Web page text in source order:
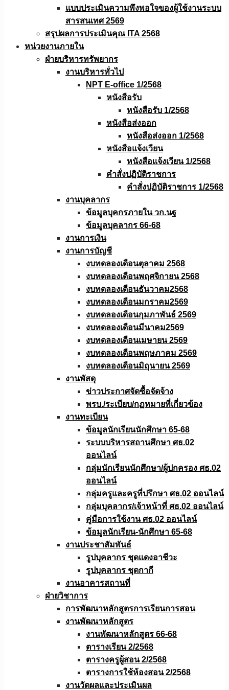
แบบประเมินความพึงพอใจของผู้ใช้งานระบบ
สารสนเทศ 2569
สรุปผลการประเมินคุณ ITA 2568
หน่วยงานภายใน
ฝ่ายบริหารทรัพยากร
งานบริหารทั่วไป
NPT E-office 1/2568
หนังสือรับ
หนังสือรับ 1/2568
หนังสือส่งออก
หนังสือส่งออก 1/2568
หนังสือแจ้งเวียน
หนังสือเเจ้งเวียน 1/2568
คำสั่งปฏิบัติราชการ
คำสั่งปฏิบัติราชการ 1/2568
งานบุคลากร
ข้อมูลบุคกรภายใน วก.นฐ
ข้อมูลบุคลากร 66-68
งานการเงิน
งานการบัญชี
งบทดลองเดือนตุลาคม 2568
งบทดลองเดือนพฤศจิกายน 2568
งบทดลองเดือนธันวาคม2568
งบทดลองเดือนมกราคม2569
งบทดลองเดือนกุมภาพันธ์ 2569
งบทดลองเดือนมีนาคม2569
งบทดลองเดือนเมษายน 2569
งบทดลองเดือนพฤษภาคม 2569
งบทดลองเดือนมิถุนายน 2569
งานพัสดุ
ข่าวประกาศจัดซื้อจัดจ้าง
พรบ./ระเบียบ/กฏหมายที่เกี่ยวข้อง
งานทะเบียน
ข้อมูลนักเรียนนักศึกษา 65-68
ระบบบริหารสถานศึกษา ศธ.02
ออนไลน์
กลุ่มนักเรียนนักศึกษา/ผู้ปกครอง ศธ.02
ออนไลน์
กลุ่มครูและครูที่ปรึกษา ศธ.02 ออนไลน์
กลุ่มบุคลากร/เจ้าหน้าที่ ศธ.02 ออนไลน์
คู่มือการใช้งาน ศธ.02 ออนไลน์
ข้อมูลนักเรียน-นักศึกษา 65-68
งานประชาสัมพันธ์
รูปบุคลากร ชุดแดงอาชีวะ
รูปบุคลากร ชุดกากี
งานอาคารสถานที่
ฝ่ายวิชาการ
การพัฒนาหลักสูตรการเรียนการสอน
งานพัฒนาหลักสูตร
งานพัฒนาหลักสูตร 66-68
ตารางเรียน 2/2568
ตารางครูผู้สอน 2/2568
ตารางการใช้ห้องสอน 2/2568
งานวัดผลเเละประเมินผล